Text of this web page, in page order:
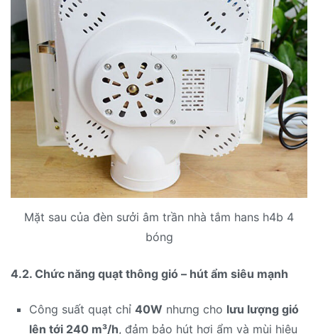
Mặt sau của đèn sưởi âm trần nhà tắm hans h4b 4
bóng
4.2. Chức năng quạt thông gió – hút ẩm siêu mạnh
Công suất quạt chỉ 40W nhưng cho lưu lượng gió
lên tới 240 m³/h, đảm bảo hút hơi ẩm và mùi hiệu